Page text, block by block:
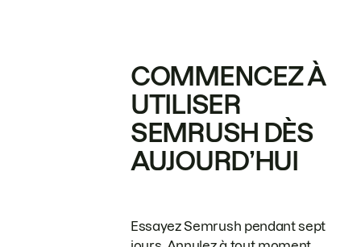
COMMENCEZ À
UTILISER
SEMRUSH DÈS
AUJOURD’HUI
Essayez Semrush pendant sept